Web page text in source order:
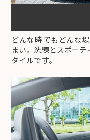
どんな時でもどんな
まい。洗練とスポー
タイルです。